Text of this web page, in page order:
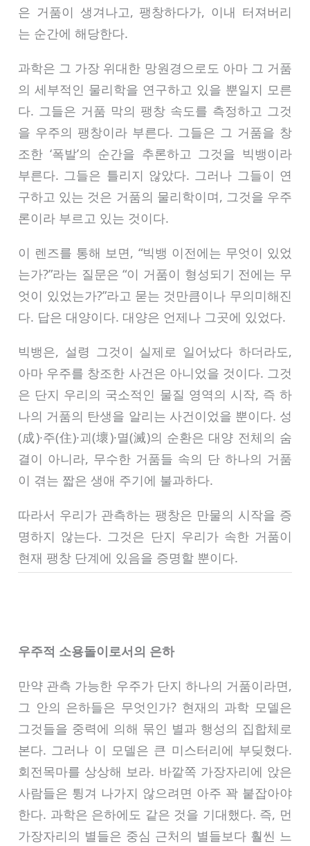
은 거품이 생겨나고, 팽창하다가, 이내 터져버리
는 순간에 해당한다.
과학은 그 가장 위대한 망원경으로도 아마 그 거품
의 세부적인 물리학을 연구하고 있을 뿐일지 모른
다. 그들은 거품 막의 팽창 속도를 측정하고 그것
을 우주의 팽창이라 부른다. 그들은 그 거품을 창
조한 ‘폭발’의 순간을 추론하고 그것을 빅뱅이라
부른다. 그들은 틀리지 않았다. 그러나 그들이 연
구하고 있는 것은 거품의 물리학이며, 그것을 우주
론이라 부르고 있는 것이다.
이 렌즈를 통해 보면, “빅뱅 이전에는 무엇이 있었
는가?”라는 질문은 “이 거품이 형성되기 전에는 무
엇이 있었는가?”라고 묻는 것만큼이나 무의미해진
다. 답은 대양이다. 대양은 언제나 그곳에 있었다.
빅뱅은, 설령 그것이 실제로 일어났다 하더라도,
아마 우주를 창조한 사건은 아니었을 것이다. 그것
은 단지 우리의 국소적인 물질 영역의 시작, 즉 하
나의 거품의 탄생을 알리는 사건이었을 뿐이다. 성
(成)·주(住)·괴(壞)·멸(滅)의 순환은 대양 전체의 숨
결이 아니라, 무수한 거품들 속의 단 하나의 거품
이 겪는 짧은 생애 주기에 불과하다.
따라서 우리가 관측하는 팽창은 만물의 시작을 증
명하지 않는다. 그것은 단지 우리가 속한 거품이
현재 팽창 단계에 있음을 증명할 뿐이다.
우주적 소용돌이로서의 은하
만약 관측 가능한 우주가 단지 하나의 거품이라면,
그 안의 은하들은 무엇인가? 현재의 과학 모델은
그것들을 중력에 의해 묶인 별과 행성의 집합체로
본다. 그러나 이 모델은 큰 미스터리에 부딪혔다.
회전목마를 상상해 보라. 바깥쪽 가장자리에 앉은
사람들은 튕겨 나가지 않으려면 아주 꽉 붙잡아야
한다. 과학은 은하에도 같은 것을 기대했다. 즉, 먼
가장자리의 별들은 중심 근처의 별들보다 훨씬 느